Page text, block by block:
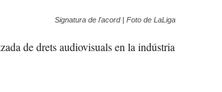
Signatura de l'acord | Foto de LaLiga
de drets audiovisuals en la indústria